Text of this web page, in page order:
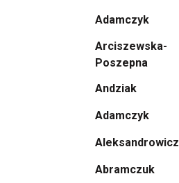
Adamczyk
Arciszewska-
Poszepna
Andziak
Adamczyk
Aleksandrowicz
Abramczuk